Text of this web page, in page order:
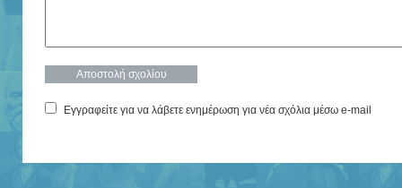
Εγγραφείτε για να λάβετε ενημέρωση για νέα σχόλια μέσω e-mail